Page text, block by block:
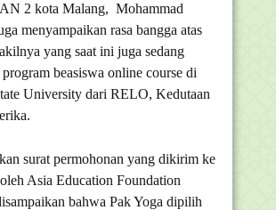
2 kota Malang, Mohammad
menyampaikan rasa bangga atas
yang saat ini juga sedang
beasiswa online course di
University dari RELO, Kedutaan
surat permohonan yang dikirim ke
Asia Education Foundation
bahwa Pak Yoga dipilih